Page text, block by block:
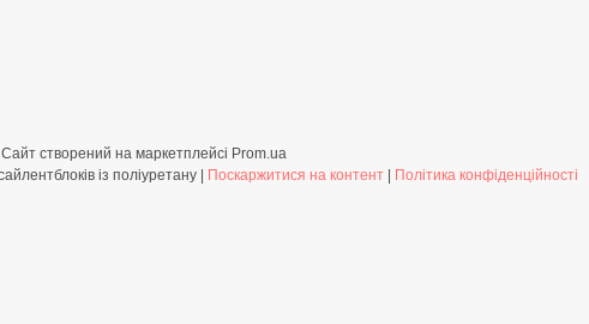
Сайт створений на маркетплейсі Prom.ua
Поскаржитися на контент Політика конфіденційності